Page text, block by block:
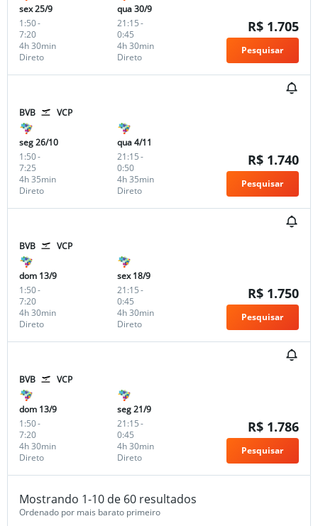
sex 25/9
1:50-
7:20
Direto
4h 30min
qua 30/9
21:15-
0:45
Direto
4h 30min
R$ 1.705
Pesquisar
BVB VCP
seg 26/10
1:50-
7:25
Direto
4h 35min
qua 4/11
21:15-
0:50
Direto
4h 35min
R$ 1.740
Pesquisar
BVB VCP
dom 13/9
1:50-
7:20
Direto
4h 30min
sex 18/9
21:15-
0:45
Direto
4h 30min
R$ 1.750
Pesquisar
BVB VCP
dom 13/9
1:50-
7:20
Direto
4h 30min
seg 21/9
21:15-
0:45
Direto
4h 30min
R$ 1.786
Pesquisar
Mostrando 1-10 de 60 resultados
Ordenado por mais barato primeiro